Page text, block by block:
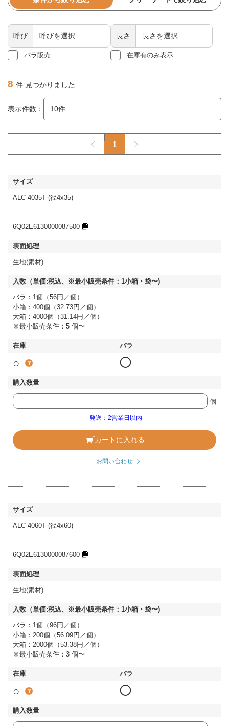
呼び 長さ
バラ販売 在庫有のみ表示
8 件 見つかりました
表示件数：
1
ALC-4035T (径4x35)
6Q02E6130000087500
生地(素材)
バラ：1個（56円／個）
小箱：400個（32.73円／個）
大箱：4000個（31.14円／個）
※最小販売条件：5 個〜
○ ◯
個
発送：2営業日以内
カートに入れる
お問い合わせ
ALC-4060T (径4x60)
6Q02E6130000087600
生地(素材)
バラ：1個（96円／個）
小箱：200個（56.09円／個）
大箱：2000個（53.38円／個）
※最小販売条件：3 個〜
○ ◯